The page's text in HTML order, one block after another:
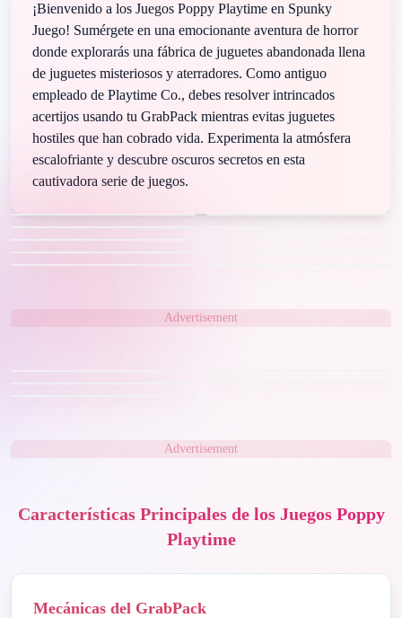
¡Bienvenido a los Juegos Poppy Playtime en Spunky
Juego! Sumérgete en una emocionante aventura de horror
donde explorarás una fábrica de juguetes abandonada llena
de juguetes misteriosos y aterradores. Como antiguo
empleado de Playtime Co., debes resolver intrincados
acertijos usando tu GrabPack mientras evitas juguetes
hostiles que han cobrado vida. Experimenta la atmósfera
escalofriante y descubre oscuros secretos en esta
cautivadora serie de juegos.
Advertisement
Advertisement
Características Principales de los Juegos Poppy
Playtime
Mecánicas del GrabPack